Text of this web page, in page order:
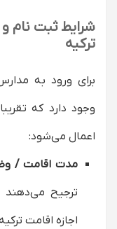
شرایط ثبت نام
ترکیه
برای ورود به
وجود دارد که
اعمال می‌شود:
مدت اقامت /
ترجیح می‌دهند
اجازه اقامت